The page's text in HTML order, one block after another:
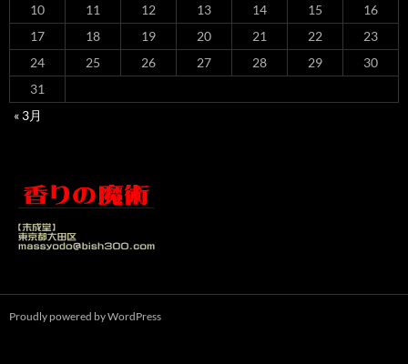
10
11 12 13 14 15
16
17
18 19 20 21 22
23
24
25 26 27 28 29
30
31
« 3月
Proudly powered by WordPress